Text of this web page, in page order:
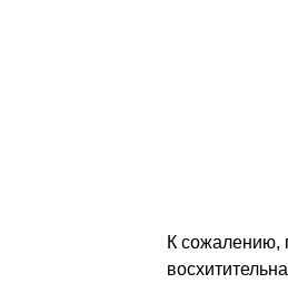
К сожалению,